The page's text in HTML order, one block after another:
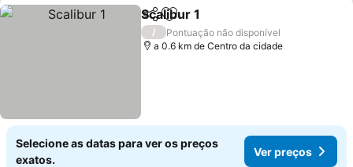
PartilharAdicionar aos favoritos
Scalibur 1
/
Pontuação não disponível
a 0.6 km de Centro da cidade
Selecione as datas para ver os preços
exatos.
Ver preços